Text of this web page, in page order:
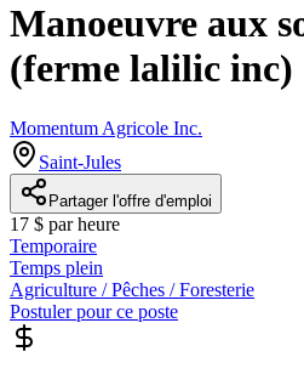
Manoeuvre aux
(ferme lalilic inc)
Momentum Agricole Inc.
Saint-Jules
Partager l'offre d'emploi
17 $ par heure
Temporaire
Temps plein
Agriculture / Pêches / Foresterie
Postuler pour ce poste